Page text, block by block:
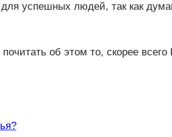
для успешных людей, так как
об этом то, скорее